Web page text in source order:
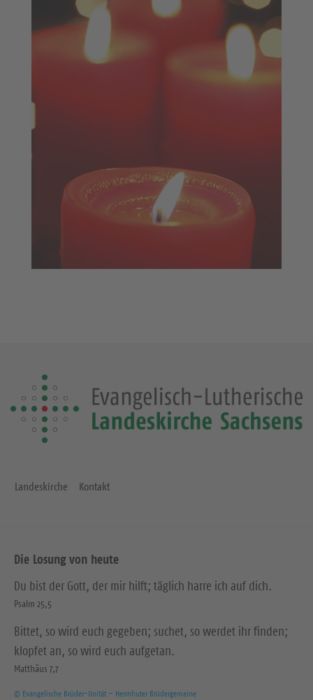
Landeskirche Kontakt
Die Losung von heute
Du bist der Gott, der mir hilft; täglich harre ich auf dich.
Psalm 25,5
Bittet, so wird euch gegeben; suchet, so werdet ihr finden;
klopfet an, so wird euch aufgetan.
Matthäus 7,7
© Evangelische Brüder-Unität – Herrnhuter Brüdergemeine